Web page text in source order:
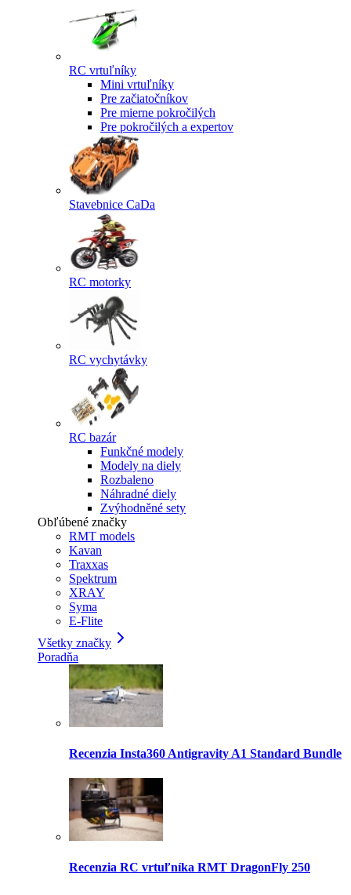
RC vrtuľníky
Mini vrtuľníky
Pre začiatočníkov
Pre mierne pokročilých
Pre pokročilých a expertov
Stavebnice CaDa
RC motorky
RC vychytávky
RC bazár
Funkčné modely
Modely na diely
Rozbaleno
Náhradné diely
Zvýhodněné sety
Obľúbené značky
RMT models
Kavan
Traxxas
Spektrum
XRAY
Syma
E-Flite
Všetky značky
Poradňa
Recenzia Insta360 Antigravity A1 Standard Bundle
Recenzia RC vrtuľníka RMT DragonFly 250